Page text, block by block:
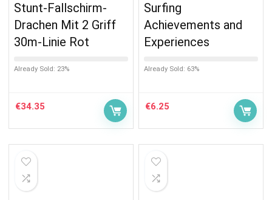
Stunt-Fallschirm-
Drachen Mit 2 Griff
30m-Linie Rot
Already Sold: 23%
€34.35
Surfing
Achievements and
Experiences
Already Sold: 63%
€6.25